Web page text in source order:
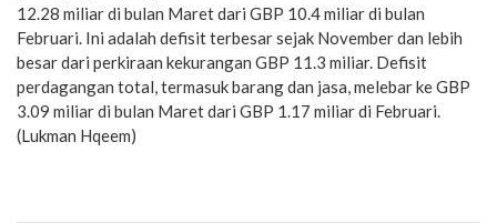
12.28 miliar di bulan Maret dari GBP 10.4 miliar di bulan
Februari. Ini adalah defisit terbesar sejak November dan lebih
besar dari perkiraan kekurangan GBP 11.3 miliar. Defisit
perdagangan total, termasuk barang dan jasa, melebar ke GBP
3.09 miliar di bulan Maret dari GBP 1.17 miliar di Februari.
(Lukman Hqeem)